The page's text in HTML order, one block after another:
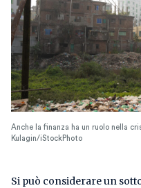
Anche la finanza ha un ruolo nella
Kulagin/iStockPhoto
Si può considerare un